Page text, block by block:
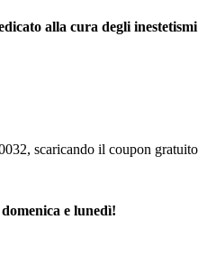
alla cura degli inestetismi
scaricando il coupon
e lunedì!